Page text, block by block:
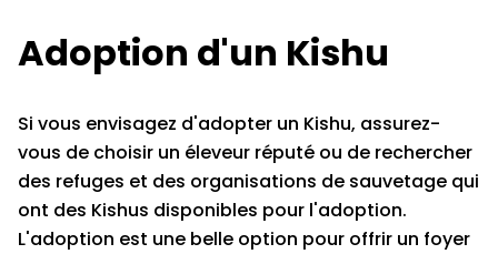
Adoption d'un Kishu
Si vous envisagez d'adopter un Kishu, assurez-
vous de choisir un éleveur réputé ou de rechercher
des refuges et des organisations de sauvetage qui
ont des Kishus disponibles pour l'adoption.
L'adoption est une belle option pour offrir un foyer